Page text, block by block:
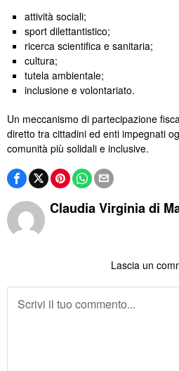
attività sociali;
sport dilettantistico;
ricerca scientifica e sanitaria;
cultura;
tutela ambientale;
inclusione e volontariato.
Un meccanismo di partecipazione
diretto tra cittadini ed enti impegnati
comunità più solidali e inclusive.
Claudia Virginia di
Lascia un